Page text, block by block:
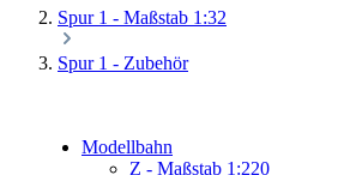
Spur 1 - Maßstab 1:32
Spur 1 - Zubehör
Modellbahn
Z - Maßstab 1:220